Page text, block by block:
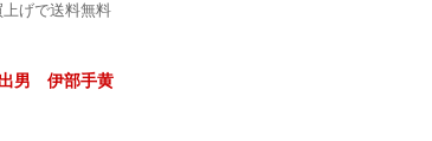
げで送料無料
男 伊部手黄